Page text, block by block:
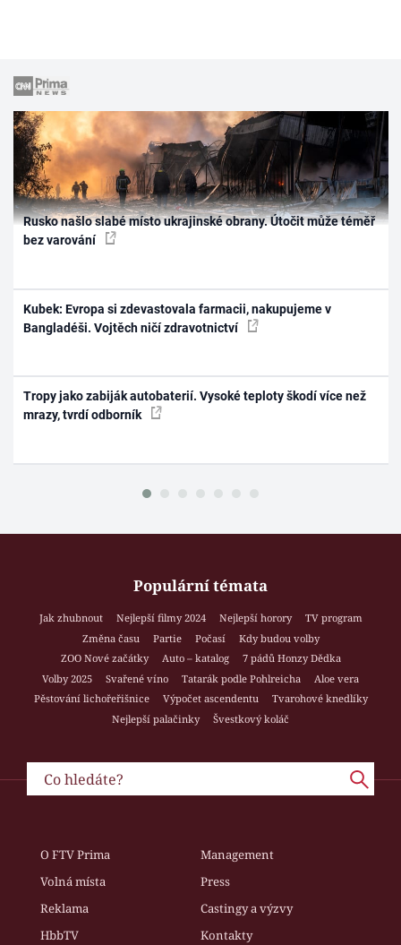
Rusko našlo slabé místo ukrajinské obrany. Útočit může téměř
bez varování
Kubek: Evropa si zdevastovala farmacii, nakupujeme v
Bangladéši. Vojtěch ničí zdravotnictví
Tropy jako zabiják autobaterií. Vysoké teploty škodí více než
mrazy, tvrdí odborník
Populární témata
Jak zhubnout Nejlepší filmy 2024 Nejlepší horory
TV program
Změna času
Partie Počasí
Kdy budou volby
ZOO Nové začátky
Auto – katalog
7 pádů Honzy Dědka
Volby 2025
Svařené víno Tatarák podle Pohlreicha
Aloe vera
Pěstování lichořeřišnice
Výpočet ascendentu
Tvarohové knedlíky
Nejlepší palačinky
Švestkový koláč
O FTV Prima
Management
Volná místa
Press
Reklama
Castingy a výzvy
HbbTV
Kontakty